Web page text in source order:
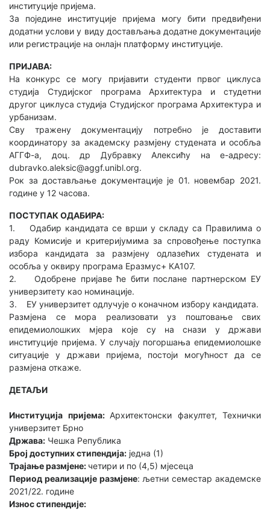
институције пријема.
За поједине институције пријема могу бити предвиђени
додатни услови у виду достављања додатне документације
или регистрације на онлајн платформу институције.
ПРИЈАВА:
На конкурс се могу пријавити студенти првог циклуса
студија Студијског програма Архитектура и студетни
другог циклуса студија Студијског програма Архитектура и
урбанизам.
Сву тражену документацију потребно је доставити
координатору за академску размјену студената и особља
АГГФ-а, доц. др Дубравку Алексићу на е-адресу:
dubravko.aleksic@aggf.unibl.org.
Рок за достављање документације је 01. новембар 2021.
године у 12 часова.
ПОСТУПАК ОДАБИРА:
1. Одабир кандидата се врши у складу са Правилима о
раду Комисије и критеријумима за спровођење поступка
избора кандидата за размјену одлазећих студената и
особља у оквиру програма Еразмус+ КА107.
2. Одобрене пријаве ће бити послане партнерском ЕУ
универзитету као номинације.
3. ЕУ универзитет одлучује о коначном избору кандидата.
Размјена се мора реализовати уз поштовање свих
епидемиолошких мјера које су на снази у држави
институције пријема. У случају погоршања епидемиолошке
ситуације у држави пријема, постоји могућност да се
размјена откаже.
ДЕТАЉИ
Институција пријема: Архитектонски факултет, Технички
универзитет Брно
Држава: Чешка Република
Број доступних стипендија: једна (1)
Трајање размјене: четири и по (4,5) мјесеца
Период реализације размјене: љетни семестар академске
2021/22. године
Износ стипендије: